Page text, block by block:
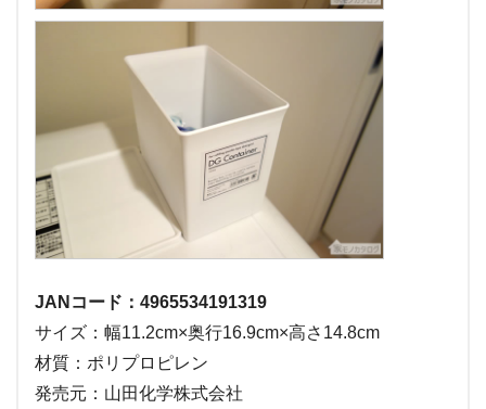
JANコード：4965534191319
サイズ：幅11.2cm×奥行16.9cm×高さ14.8cm
材質：ポリプロピレン
発売元：山田化学株式会社